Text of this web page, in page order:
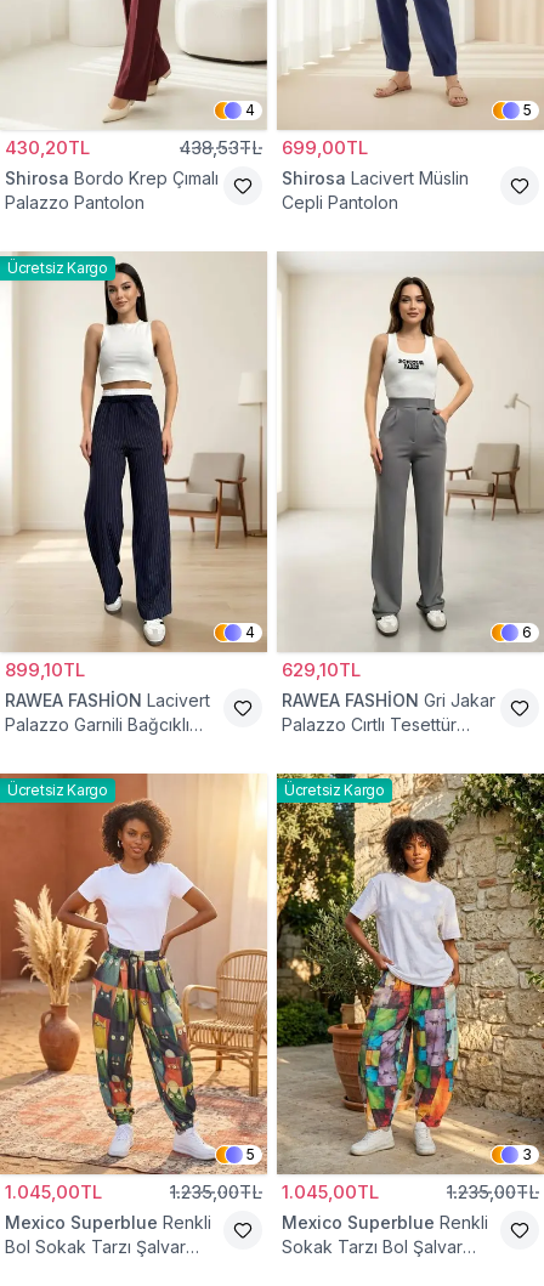
4
430,20TL 438,53TL
Shirosa Bordo Krep Çımalı
Palazzo Pantolon
5
699,00TL
Shirosa Lacivert Müslin
Cepli Pantolon
Ücretsiz Kargo
4
899,10TL
RAWEA FASHİON Lacivert
Palazzo Garnili Bağcıklı
6
629,10TL
RAWEA FASHİON Gri Jakar
Palazzo Cırtlı Tesettür
Ücretsiz Kargo
5
1.045,00TL 1.235,00TL
Mexico Superblue Renkli
Bol Sokak Tarzı Şalvar
Ücretsiz Kargo
3
1.045,00TL 1.235,00TL
Mexico Superblue Renkli
Sokak Tarzı Bol Şalvar